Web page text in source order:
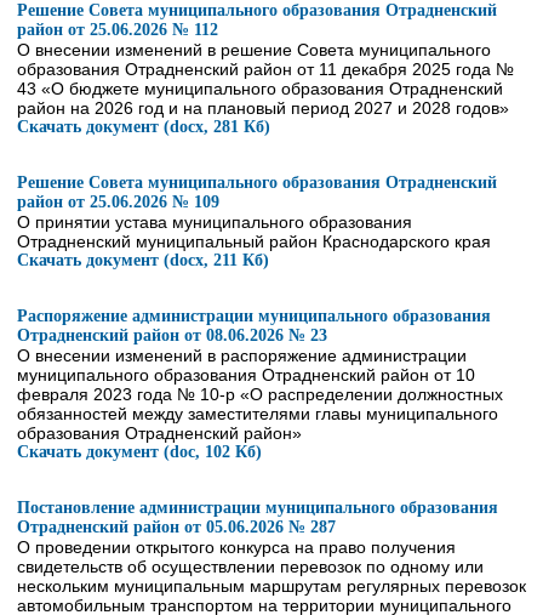
Решение Совета муниципального образования Отрадненский
район от 25.06.2026 № 112
О внесении изменений в решение Совета муниципального
образования Отрадненский район от 11 декабря 2025 года №
43 «О бюджете муниципального образования Отрадненский
район на 2026 год и на плановый период 2027 и 2028 годов»
Скачать документ (docx, 281 Кб)
Решение Совета муниципального образования Отрадненский
район от 25.06.2026 № 109
О принятии устава муниципального образования
Отрадненский муниципальный район Краснодарского края
Скачать документ (docx, 211 Кб)
Распоряжение администрации муниципального образования
Отрадненский район от 08.06.2026 № 23
О внесении изменений в распоряжение администрации
муниципального образования Отрадненский район от 10
февраля 2023 года № 10-р «О распределении должностных
обязанностей между заместителями главы муниципального
образования Отрадненский район»
Скачать документ (doc, 102 Кб)
Постановление администрации муниципального образования
Отрадненский район от 05.06.2026 № 287
О проведении открытого конкурса на право получения
свидетельств об осуществлении перевозок по одному или
нескольким муниципальным маршрутам регулярных перевозок
автомобильным транспортом на территории муниципального